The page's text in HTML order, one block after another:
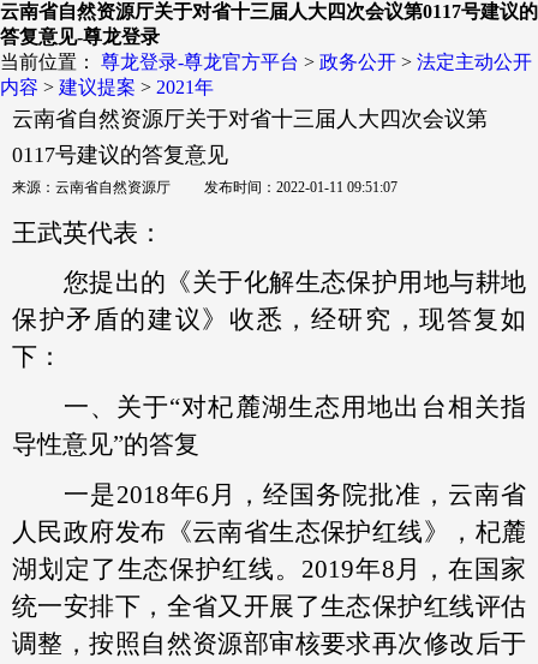
云南省自然资源厅关于对省十三届人大四次会议第0117号建议的
答复意见-尊龙登录
当前位置： 尊龙登录-尊龙官方平台 > 政务公开 > 法定主动公开
内容 > 建议提案 > 2021年
云南省自然资源厅关于对省十三届人大四次会议第
0117号建议的答复意见
来源：云南省自然资源厅 发布时间：2022-01-11 09:51:07
王武英代表：
您提出的《关于化解生态保护用地与耕地
保护矛盾的建议》收悉，经研究，现答复如
下：
一、关于“对杞麓湖生态用地出台相关指
导性意见”的答复
一是2018年6月，经国务院批准，云南省
人民政府发布《云南省生态保护红线》，杞麓
湖划定了生态保护红线。2019年8月，在国家
统一安排下，全省又开展了生态保护红线评估
调整，按照自然资源部审核要求再次修改后于